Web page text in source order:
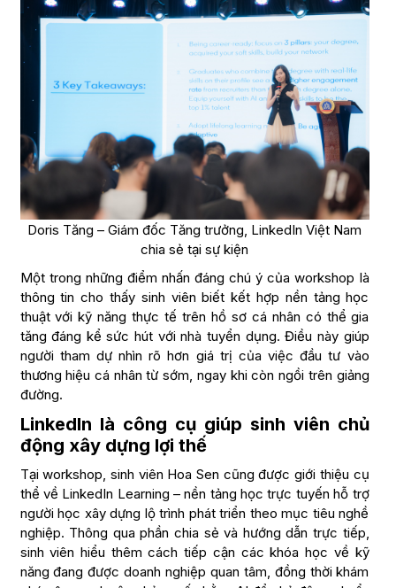
Doris Tăng – Giám đốc Tăng trưởng, LinkedIn Việt Nam
chia sẻ tại sự kiện
Một trong những điểm nhấn đáng chú ý của workshop là
thông tin cho thấy sinh viên biết kết hợp nền tảng học
thuật với kỹ năng thực tế trên hồ sơ cá nhân có thể gia
tăng đáng kể sức hút với nhà tuyển dụng. Điều này giúp
người tham dự nhìn rõ hơn giá trị của việc đầu tư vào
thương hiệu cá nhân từ sớm, ngay khi còn ngồi trên giảng
đường.
LinkedIn là công cụ giúp sinh viên chủ
động xây dựng lợi thế
Tại workshop, sinh viên Hoa Sen cũng được giới thiệu cụ
thể về LinkedIn Learning – nền tảng học trực tuyến hỗ trợ
người học xây dựng lộ trình phát triển theo mục tiêu nghề
nghiệp. Thông qua phần chia sẻ và hướng dẫn trực tiếp,
sinh viên hiểu thêm cách tiếp cận các khóa học về kỹ
năng đang được doanh nghiệp quan tâm, đồng thời khám